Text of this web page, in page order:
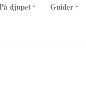
djupet Guider